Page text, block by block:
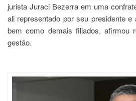
jurista Juraci Bezerra em uma
ali representado por seu presidente
bem como demais filiados, afirmou
gestão.